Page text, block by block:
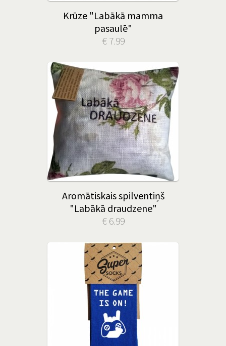
Krūze "Labākā mamma
pasaulē"
€ 7.99
Aromātiskais spilventiņš
"Labākā draudzene"
€ 6.99